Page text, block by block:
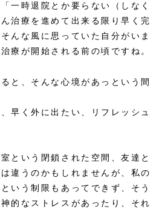
一時退院とか要らない（しなく
治療を進めて出来る限り早く完
んな風に思っていた自分がいま
療が開始される前の頃ですね。
と、そんな心境があっという間
早く外に出たい、リフレッシュ
という閉鎖された空間、友達と
違うのかもしれませんが、私の
いう制限もあってできず、そう
的なストレスがあったり、それ